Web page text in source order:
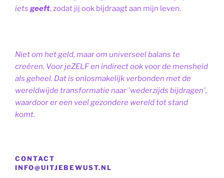
iets geeft, zodat jij ook bijdraagt aan mijn leven.
Niet om het geld, maar om universeel balans te
creëren. Voor jeZELF en indirect ook voor de mensheid
als geheel. Dat is onlosmakelijk verbonden met de
wereldwijde transformatie naar 'wederzijds bijdragen',
waardoor er een veel gezondere wereld tot stand
komt.
CONTACT
INFO@UITJEBEWUST.NL